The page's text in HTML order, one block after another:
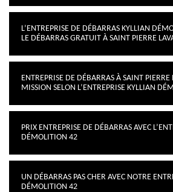
L’ENTREPRISE DE DÉBARRAS KYLLIAN
LE DÉBARRAS GRATUIT À SAINT PIERRE
ENTREPRISE DE DÉBARRAS À SAINT PIERRE
MISSION SELON L’ENTREPRISE KYLLIAN
PRIX ENTREPRISE DE DÉBARRAS AVEC
DÉMOLITION 42
UN DÉBARRAS PAS CHER AVEC NOTRE
DÉMOLITION 42